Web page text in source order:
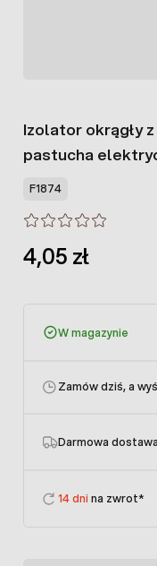
Izolator okrągły
pastucha
F1874
4,05 zł
W magazynie
Zamów dziś, a
Darmowa
14 dni na zwrot*